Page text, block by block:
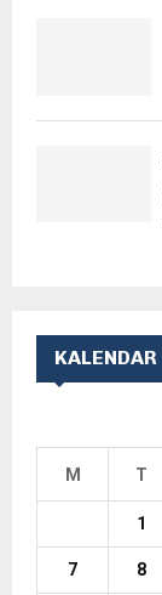
KALENDAR
M T
1
7 8